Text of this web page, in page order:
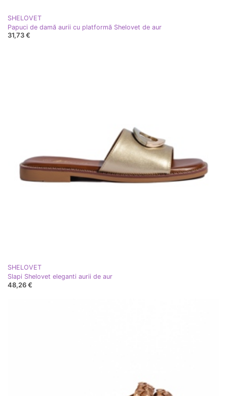
SHELOVET
Papuci de damă aurii cu platformă Shelovet de aur
31,73 €
SHELOVET
Slapi Shelovet eleganti aurii de aur
48,26 €